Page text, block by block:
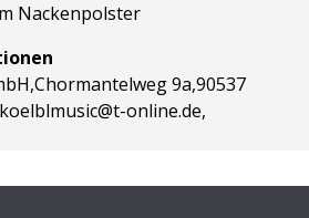
Nackenpolster
9a,90537
online.de,